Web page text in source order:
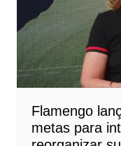
Flamengo
metas para